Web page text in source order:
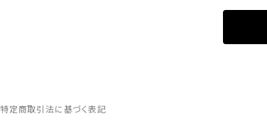
特定商取引法に基づく表記